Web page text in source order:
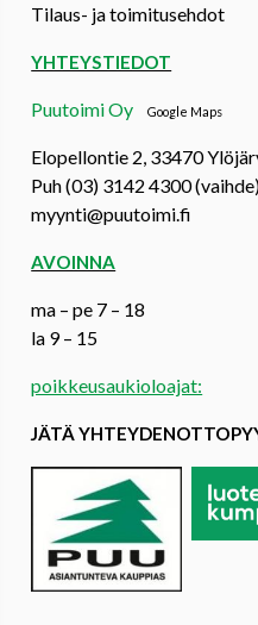
Tilaus- ja toimitusehdot
YHTEYSTIEDOT
Puutoimi OyGoogle Maps
Elopellontie 2, 33470
Puh (03) 3142 4300
myynti@puutoimi.fi
AVOINNA
ma – pe 7 – 18
la 9 – 15
poikkeusaukioloajat:
JÄTÄ